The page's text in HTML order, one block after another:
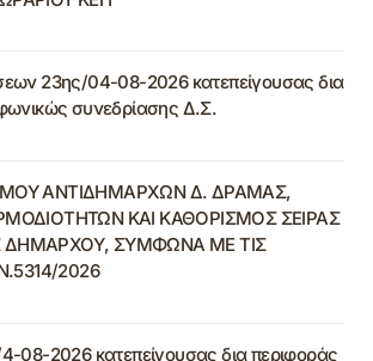
23ης/04-08-2026 κατεπείγουσας δια
συνεδρίασης Δ.Σ.
ΑΝΤΙΔΗΜΑΡΧΩΝ Δ. ΔΡΑΜΑΣ,
ΚΑΙ ΚΑΘΟΡΙΣΜΟΣ ΣΕΙΡΑΣ
ΣΥΜΦΩΝΑ ΜΕ ΤΙΣ
2026
08-2026 κατεπείγουσας δια περιφοράς